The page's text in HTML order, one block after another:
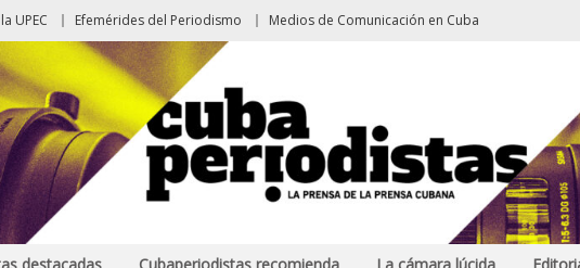
UPEC Efemérides del Periodismo Medios de Comunicación en Cuba